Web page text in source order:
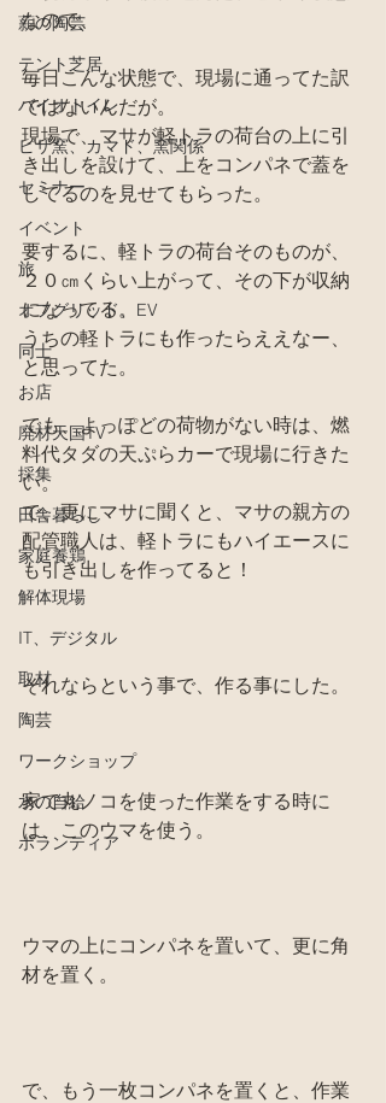
薪の陶芸
テント芝居
バイオトイレ
ピザ窯、カマド、窯関係
セミナー
イベント
旅
オフグリッド、EV
同士
お店
廃材天国TV
採集
田舎暮らし
家庭養鶏
解体現場
IT、デジタル
取材
陶芸
ワークショップ
水の自給
ボランティア
なので、
毎日こんな状態で、現場に通ってた訳
ではないんだが。
現場で、マサが軽トラの荷台の上に引
き出しを設けて、上をコンパネで蓋を
してるのを見せてもらった。
要するに、軽トラの荷台そのものが、
２０㎝くらい上がって、その下が収納
になってる。
うちの軽トラにも作ったらええなー、
と思ってた。
でも、よっぽどの荷物がない時は、燃
料代タダの天ぷらカーで現場に行きた
い。
で、更にマサに聞くと、マサの親方の
配管職人は、軽トラにもハイエースに
も引き出しを作ってると！
それならという事で、作る事にした。
家で丸ノコを使った作業をする時に
は、このウマを使う。
ウマの上にコンパネを置いて、更に角
材を置く。
で、もう一枚コンパネを置くと、作業